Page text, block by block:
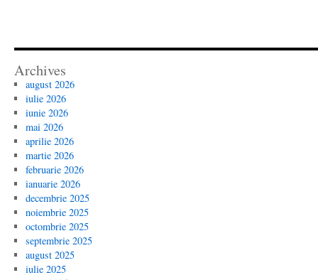
Archives
august 2026
iulie 2026
iunie 2026
mai 2026
aprilie 2026
martie 2026
februarie 2026
ianuarie 2026
decembrie 2025
noiembrie 2025
octombrie 2025
septembrie 2025
august 2025
iulie 2025